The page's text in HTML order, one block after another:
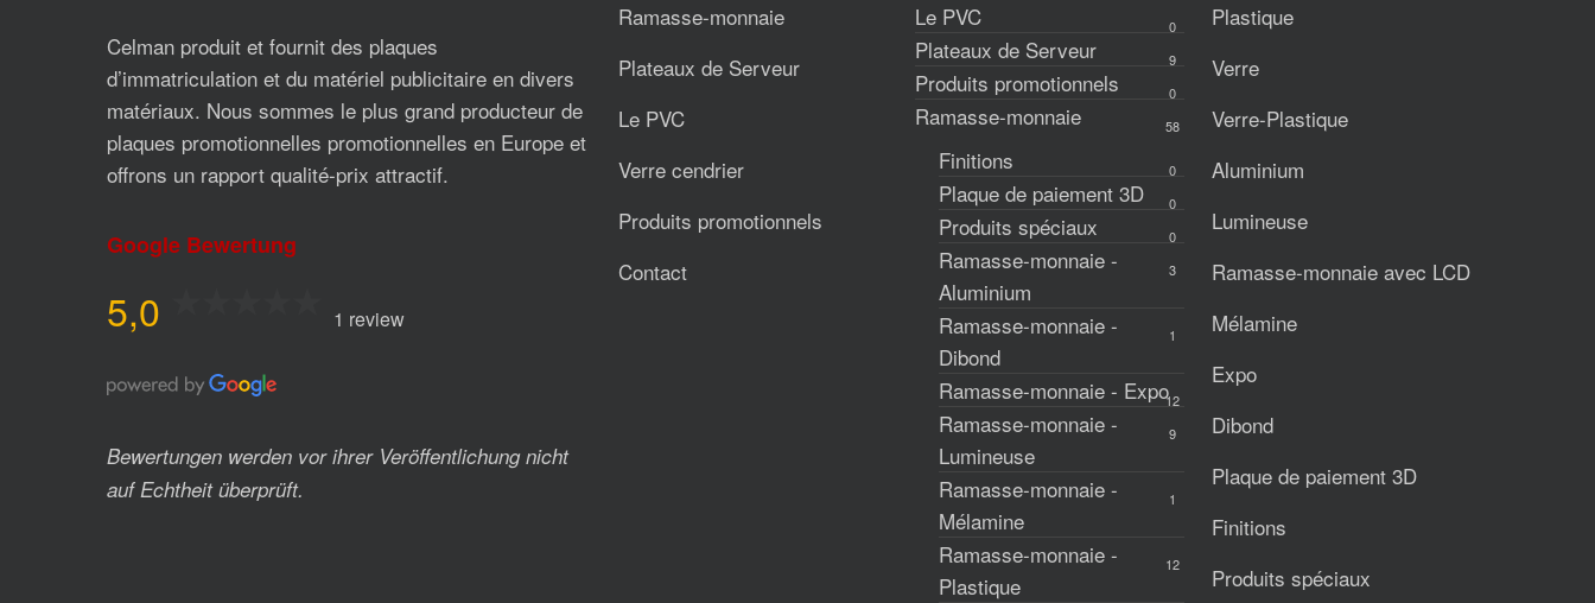
Celman produit et fournit des plaques
d’immatriculation et du matériel publicitaire en divers
matériaux. Nous sommes le plus grand producteur de
plaques promotionnelles promotionnelles en Europe et
offrons un rapport qualité-prix attractif.
Google Bewertung
5,0 1 review
Bewertungen werden vor ihrer Veröffentlichung nicht
auf Echtheit überprüft.
Ramasse-monnaie
Plateaux de Serveur
Le PVC
Verre cendrier
Produits promotionnels
Contact
Le PVC 0
Plateaux de Serveur 9
Produits promotionnels 0
Ramasse-monnaie 58
Finitions 0
Plaque de paiement 3D 0
Produits spéciaux 0
Ramasse-monnaie -
Aluminium
3
Ramasse-monnaie -
Dibond
1
Ramasse-monnaie - Expo12
Ramasse-monnaie -
Lumineuse
9
Ramasse-monnaie -
Mélamine
1
Ramasse-monnaie -
Plastique
12
Plastique
Verre
Verre-Plastique
Aluminium
Lumineuse
Ramasse-monnaie avec LCD
Mélamine
Expo
Dibond
Plaque de paiement 3D
Finitions
Produits spéciaux